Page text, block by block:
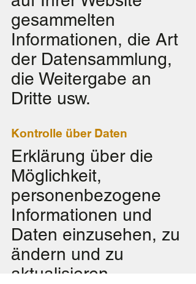
gesammelten
Informationen, die Art
der Datensammlung,
die Weitergabe an
Dritte usw.
Kontrolle über Daten
Erklärung über die
Möglichkeit,
personenbezogene
Informationen und
Daten einzusehen, zu
ändern und zu
aktualisieren,